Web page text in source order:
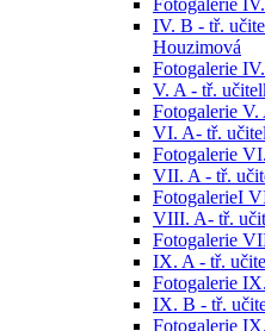
Fotogalerie
IV. B - tř.
Houzimová
Fotogalerie
V. A - tř.
Fotogalerie V.
VI. A- tř.
Fotogalerie
VII. A - tř.
FotogalerieI
VIII. A- tř.
Fotogalerie
IX. A - tř.
Fotogalerie
IX. B - tř.
Fotogalerie